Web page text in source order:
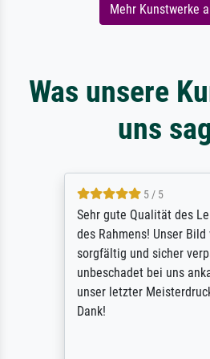
Mehr Kunstwerke
Was unsere
uns
5 / 5
Sehr gute Qualität des
des Rahmens! Unser Bild
sorgfältig und sicher
unbeschadet bei uns
unser letzter Meisterdruck
Dank!